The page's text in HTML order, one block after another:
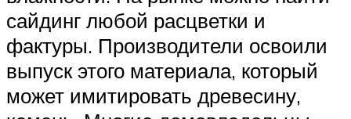
сайдинг любой расцветки и
фактуры. Производители освоили
выпуск этого материала, который
может имитировать древесину,